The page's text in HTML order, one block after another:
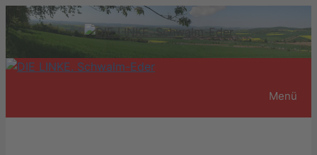
Zum
Inhalt
springen
Menü